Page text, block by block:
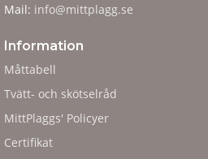
Mail: info@mittplagg.se
Information
Måttabell
Tvätt- och skötselråd
MittPlaggs' Policyer
Certifikat